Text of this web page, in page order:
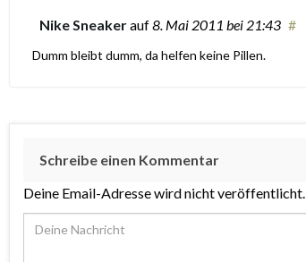
Nike Sneakerauf8. Mai 2011 bei 21:43 #
Dumm bleibt dumm, da helfen keine Pillen.
Schreibe einen Kommentar
Deine Email-Adresse wird nicht veröffentlicht.